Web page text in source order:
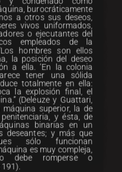
burocráticamente
a otros sus deseos,
vivos uniformados,
o ejecutantes del
empleados de la
hombres son ellos
la posición del deseo
a ella. ‘En la colonia
tener una sólida
totalmente en ella:
la explosión final, el
(Deleuze y Guattari,
superior, la de
y ésta, de
binarias en un
deseantes; y más que
sólo funcionan
es muy compleja,
debe romperse o